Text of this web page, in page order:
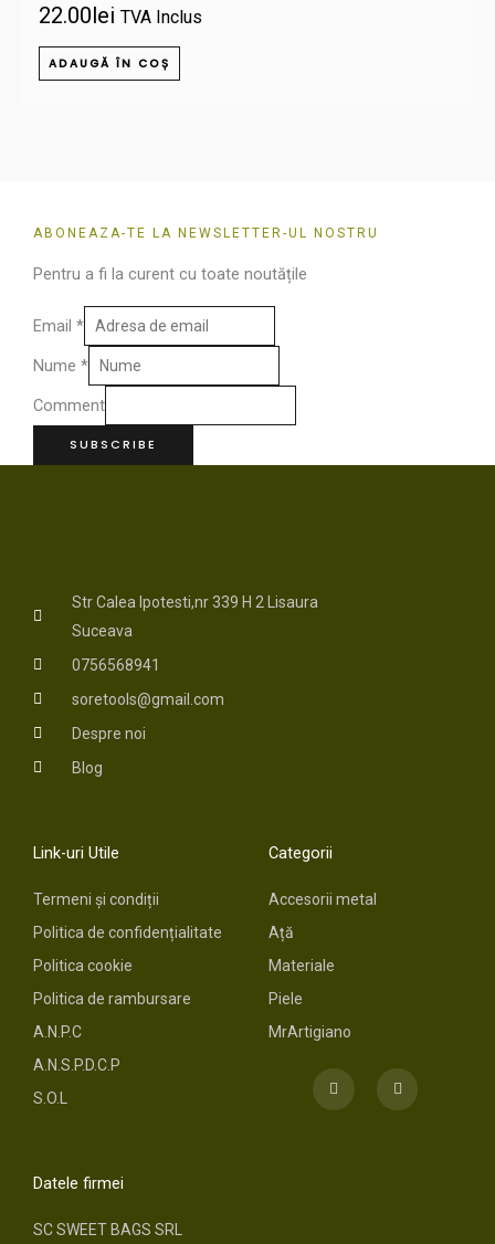
22.00lei TVA Inclus
ADAUGĂ ÎN COȘ
ABONEAZA-TE LA NEWSLETTER-UL NOSTRU
Pentru a fi la curent cu toate noutățile
Nume *
Email *
Comment
SUBSCRIBE
Str Calea Ipotesti,nr 339 H 2 Lisaura
Suceava
0756568941
soretools@gmail.com
Despre noi
Blog
Link-uri Utile
Termeni și condiții
Politica de confidențialitate
Politica cookie
Politica de rambursare
A.N.P.C
A.N.S.P.D.C.P
S.O.L
Categorii
Accesorii metal
Ață
Materiale
Piele
MrArtigiano
a
n
s
Datele firmei
SC SWEET BAGS SRL